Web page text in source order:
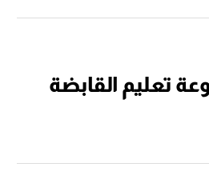
تعليم القابضة